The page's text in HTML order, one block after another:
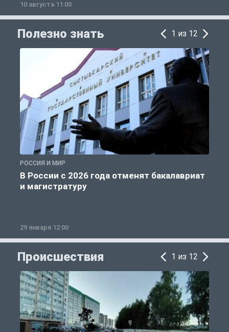
10 августа 11:00
Полезно знать 1 из 12
РОССИЯ И МИР
В России с 2026 года отменят бакалавриат
и магистратуру
29 января 12:00
Происшествия 1 из 12